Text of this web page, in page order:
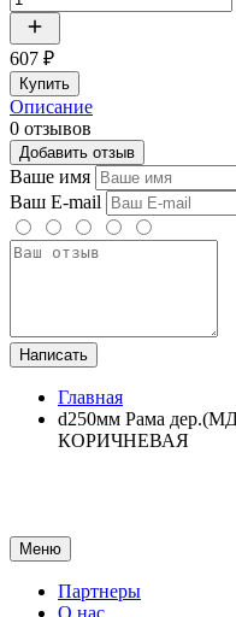
607 ₽
Купить
Описание
0 отзывов
Добавить отзыв
Ваше имя
Ваш E-mail
Написать
Главная
d250мм Рама
КОРИЧНЕВАЯ
Меню
Партнеры
О нас